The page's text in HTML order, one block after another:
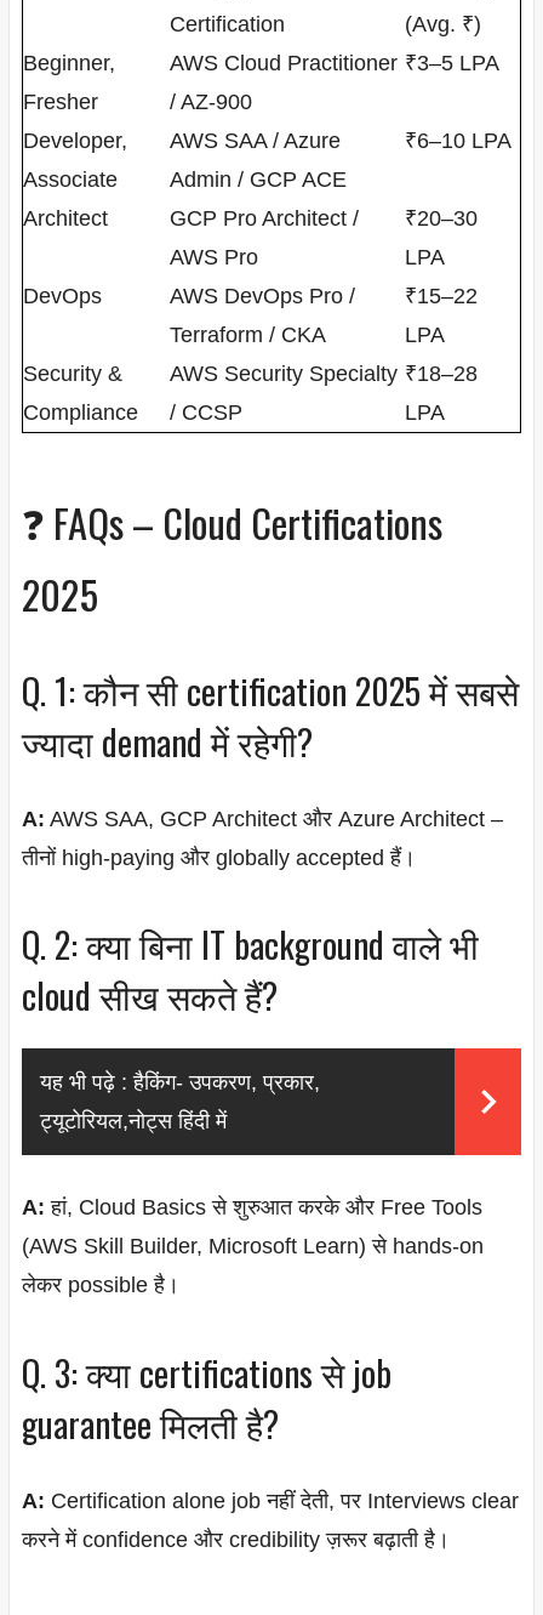
Certification
(Avg. ₹)
Beginner,
Fresher
AWS Cloud Practitioner
/ AZ-900
₹3–5 LPA
Developer,
Associate
AWS SAA / Azure
Admin / GCP ACE
₹6–10 LPA
Architect
GCP Pro Architect /
AWS Pro
₹20–30
LPA
DevOps
AWS DevOps Pro /
Terraform / CKA
₹15–22
LPA
Security &
Compliance
AWS Security Specialty
/ CCSP
₹18–28
LPA
❓ FAQs – Cloud Certifications
2025
Q. 1: कौन सी certification 2025 में सबसे
ज्यादा demand में रहेगी?
A: AWS SAA, GCP Architect और Azure Architect –
तीनों high-paying और globally accepted हैं।
Q. 2: क्या बिना IT background वाले भी
cloud सीख सकते हैं?
यह भी पढ़े : हैकिंग- उपकरण, प्रकार,
ट्यूटोरियल,नोट्स हिंदी में
A: हां, Cloud Basics से शुरुआत करके और Free Tools
(AWS Skill Builder, Microsoft Learn) से hands-on
लेकर possible है।
Q. 3: क्या certifications से job
guarantee मिलती है?
A: Certification alone job नहीं देती, पर Interviews clear
करने में confidence और credibility ज़रूर बढ़ाती है।